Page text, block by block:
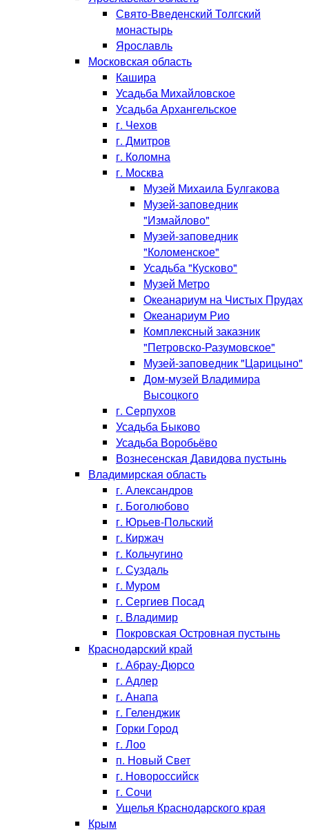
Свято-Введенский Толгский
монастырь
Ярославль
Московская область
Кашира
Усадьба Михайловское
Усадьба Архангельское
г. Чехов
г. Дмитров
г. Коломна
г. Москва
Музей Михаила Булгакова
Музей-заповедник
"Измайлово"
Музей-заповедник
"Коломенское"
Усадьба "Кусково"
Музей Метро
Океанариум на Чистых Прудах
Океанариум Рио
Комплексный заказник
"Петровско-Разумовское"
Музей-заповедник "Царицыно"
Дом-музей Владимира
Высоцкого
г. Серпухов
Усадьба Быково
Усадьба Воробьёво
Вознесенская Давидова пустынь
Владимирская область
г. Александров
г. Боголюбово
г. Юрьев-Польский
г. Киржач
г. Кольчугино
г. Суздаль
г. Муром
г. Сергиев Посад
г. Владимир
Покровская Островная пустынь
Краснодарский край
г. Абрау-Дюрсо
г. Адлер
г. Анапа
г. Геленджик
Горки Город
г. Лоо
п. Новый Свет
г. Новороссийск
г. Сочи
Ущелья Краснодарского края
Крым